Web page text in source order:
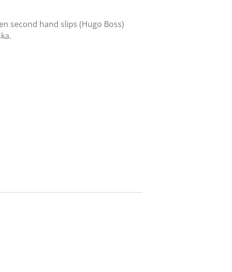
second hand slips (Hugo Boss)